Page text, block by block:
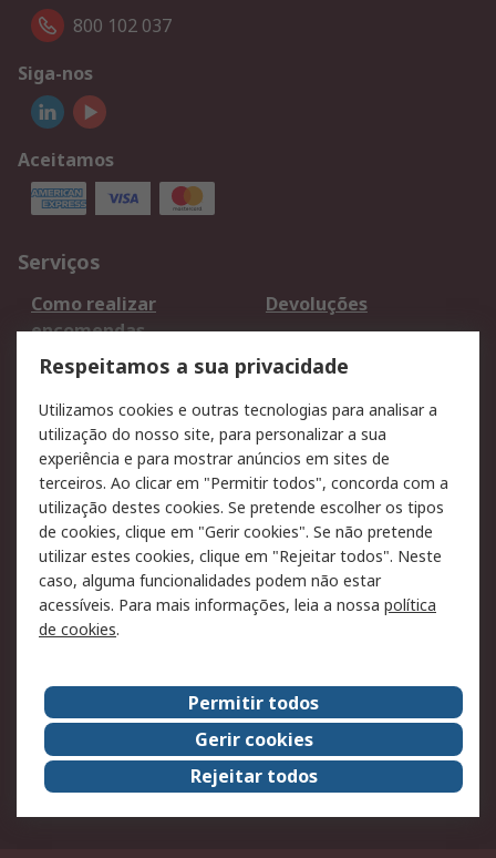
800 102 037
Siga-nos
Aceitamos
Serviços
Como realizar
encomendas
Devoluções
Formas de entrega
Qualidade e ambiente
Pagamento e
faturação
Legal
Aviso legal
Política de cookies
Política de privacidade
- Atualizada
Segurança de emails
Condições de venda
Sobre a RS
A RS no mundo
RS Group
Sobre a RS
Trabalhar na RS
ESG
Respeitamos a sua privacidade
Utilizamos cookies e outras tecnologias para analisar a
utilização do nosso site, para personalizar a sua
experiência e para mostrar anúncios em sites de
terceiros. Ao clicar em "Permitir todos", concorda com a
utilização destes cookies. Se pretende escolher os tipos
de cookies, clique em "Gerir cookies". Se não pretende
utilizar estes cookies, clique em "Rejeitar todos". Neste
caso, alguma funcionalidades podem não estar
acessíveis. Para mais informações, leia a nossa política
de cookies.
Permitir todos
Gerir cookies
Rejeitar todos